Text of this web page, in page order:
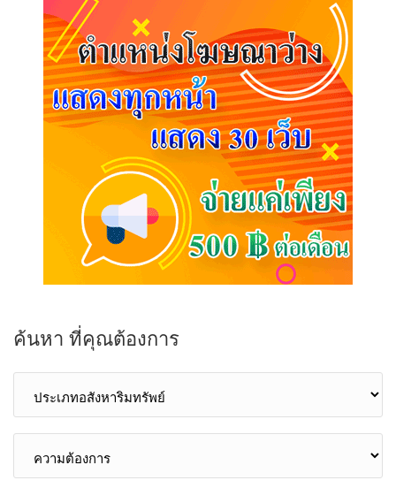
ค้นหา ที่คุณต้องการ